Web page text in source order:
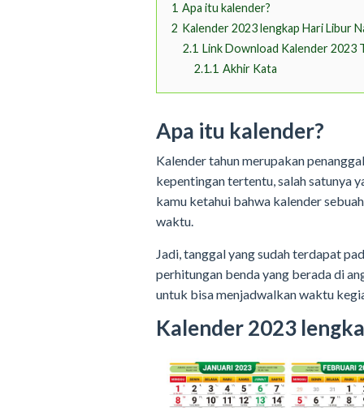
1 Apa itu kalender?
2 Kalender 2023 lengkap Hari Libur
2.1 Link Download Kalender 2023
2.1.1 Akhir Kata
Apa itu kalender?
Kalender tahun merupakan
kepentingan tertentu, salah satunya
kamu ketahui bahwa kalender
waktu.
Jadi, tanggal yang sudah terdapat
perhitungan benda yang berada di
untuk bisa menjadwalkan waktu
Kalender 2023